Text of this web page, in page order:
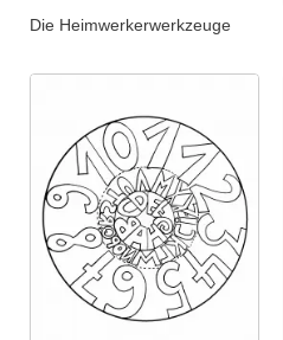
Die Heimwerkerwerkzeuge